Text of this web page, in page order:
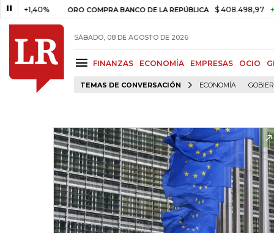
ORO COMPRA BANCO DE LA REPÚBLICA $ 408.498,97 +$
SÁBADO, 08 DE AGOSTO DE 2026
FINANZAS ECONOMÍA EMPRESAS OCIO
TEMAS DE CONVERSACIÓN ECONOMÍA